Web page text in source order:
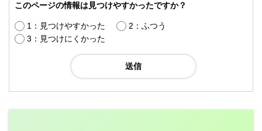
このページの情報は見つけやすかったですか？
1：見つけやすかった
2：ふつう
3：見つけにくかった